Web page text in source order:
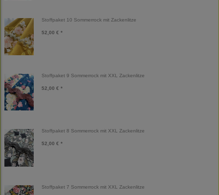
Stoffpaket 10 Sommerrock mit Zackenlitze
52,00 € *
Stoffpaket 9 Sommerrock mit XXL Zackenlitze
52,00 € *
Stoffpaket 8 Sommerrock mit XXL Zackenlitze
52,00 € *
Stoffpaket 7 Sommerrock mit XXL Zackenlitze